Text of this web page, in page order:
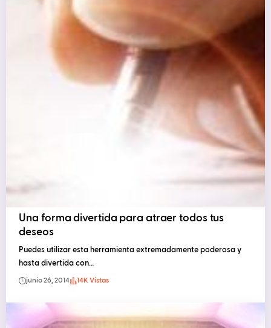
Una forma divertida para atraer todos tus
deseos
Puedes utilizar esta herramienta extremadamente poderosa y
hasta divertida con…
junio 26, 2014 14K Vistas